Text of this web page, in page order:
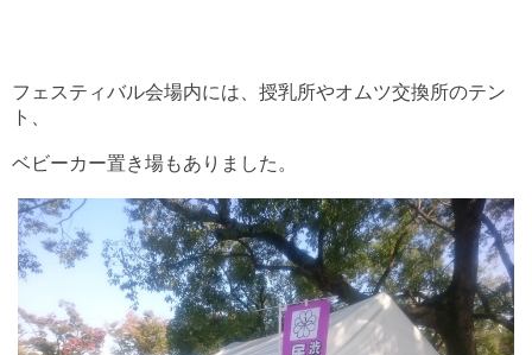
フェスティバル会場内には、授乳所やオムツ交換所のテン
ト、
ベビーカー置き場もありました。